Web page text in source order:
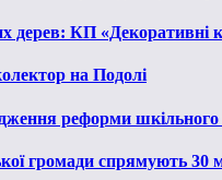
КП «Декоративні
на Подолі
реформи
громади спрямують 30